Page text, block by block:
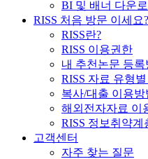
BI 및 배너 다운
RISS 처음 방문 이세요?
RISS란?
RISS 이용권한
내 추천논문 등록
RISS 자료 유형
복사/대출 이용방
해외전자자료 이
RISS 정보취약
고객센터
자주 찾는 질문